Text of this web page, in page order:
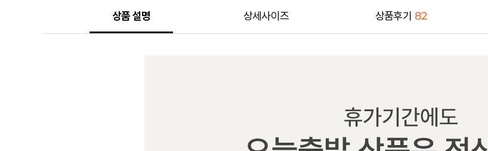
상품 설명 상세사이즈 상품후기 82